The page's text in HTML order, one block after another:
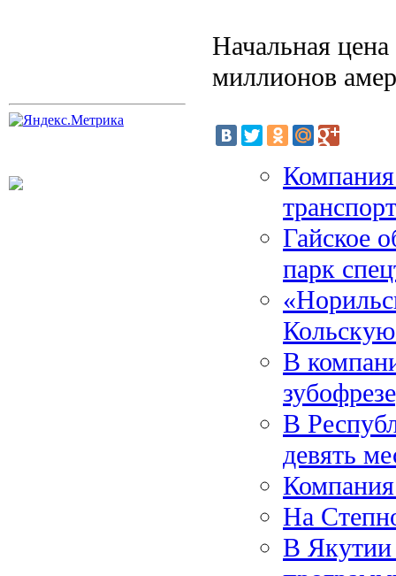
Начальная
миллионов
Гайское
парк
В
В
девять
На
В